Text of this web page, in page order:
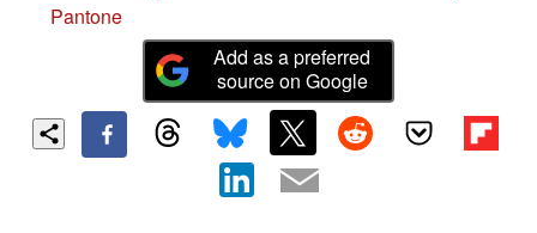
Pantone
Add as a preferred
source on Google